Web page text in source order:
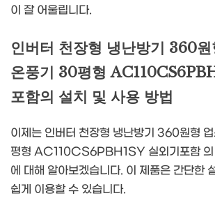
이 잘 어울립니다.
인버터 천장형 냉난방기 360원
온풍기 30평형
포함의 설치 및 사용 방법
이제는 인버터 천장형 냉난방기 360원형
평형 AC110CS6PBH1SY 실외기포함 의
에 대해 알아보겠습니다. 이 제품은 간단한
쉽게 이용할 수 있습니다.